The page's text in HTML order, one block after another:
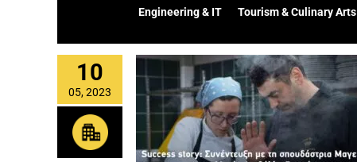
Engineering & IT Tourism & Culinary Arts
10
05, 2023